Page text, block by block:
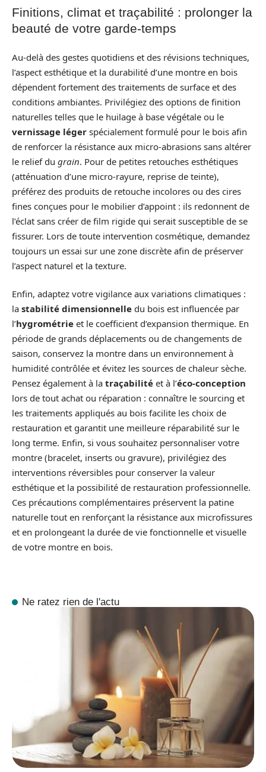
Finitions, climat et traçabilité : prolonger la
beauté de votre garde-temps
Au-delà des gestes quotidiens et des révisions techniques,
l’aspect esthétique et la durabilité d’une montre en bois
dépendent fortement des traitements de surface et des
conditions ambiantes. Privilégiez des options de finition
naturelles telles que le huilage à base végétale ou le
vernissage léger spécialement formulé pour le bois afin
de renforcer la résistance aux micro-abrasions sans altérer
le relief du grain. Pour de petites retouches esthétiques
(atténuation d’une micro-rayure, reprise de teinte),
préférez des produits de retouche incolores ou des cires
fines conçues pour le mobilier d’appoint : ils redonnent de
l’éclat sans créer de film rigide qui serait susceptible de se
fissurer. Lors de toute intervention cosmétique, demandez
toujours un essai sur une zone discrète afin de préserver
l’aspect naturel et la texture.
Enfin, adaptez votre vigilance aux variations climatiques :
la stabilité dimensionnelle du bois est influencée par
l’hygrométrie et le coefficient d’expansion thermique. En
période de grands déplacements ou de changements de
saison, conservez la montre dans un environnement à
humidité contrôlée et évitez les sources de chaleur sèche.
Pensez également à la traçabilité et à l’éco-conception
lors de tout achat ou réparation : connaître le sourcing et
les traitements appliqués au bois facilite les choix de
restauration et garantit une meilleure réparabilité sur le
long terme. Enfin, si vous souhaitez personnaliser votre
montre (bracelet, inserts ou gravure), privilégiez des
interventions réversibles pour conserver la valeur
esthétique et la possibilité de restauration professionnelle.
Ces précautions complémentaires préservent la patine
naturelle tout en renforçant la résistance aux microfissures
et en prolongeant la durée de vie fonctionnelle et visuelle
de votre montre en bois.
Ne ratez rien de l'actu